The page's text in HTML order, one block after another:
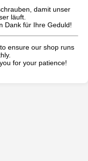
damit unser
läuft.
Dank für Ihre Geduld!
ensure our shop runs
for your patience!